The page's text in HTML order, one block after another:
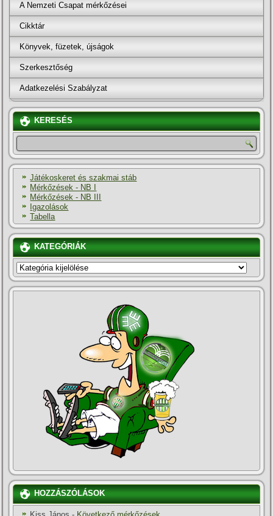
A Nemzeti Csapat mérkőzései
Cikktár
Könyvek, füzetek, újságok
Szerkesztőség
Adatkezelési Szabályzat
KERESÉS
Játékoskeret és szakmai stáb
Mérkőzések - NB I
Mérkőzések - NB III
Igazolások
Tabella
KATEGÓRIÁK
KATEGÓRIÁK
HOZZÁSZÓLÁSOK